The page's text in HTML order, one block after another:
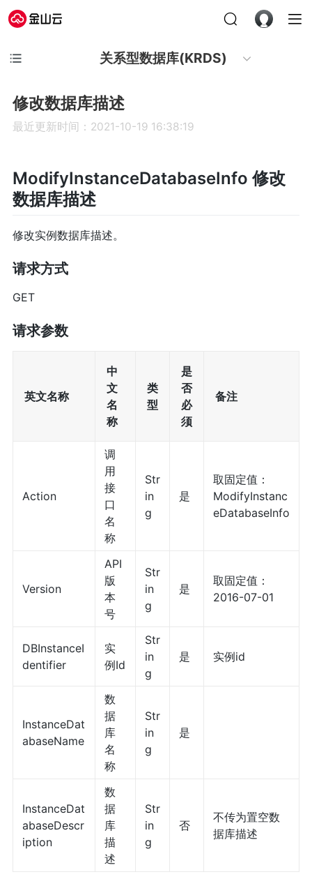
关系型数据库(KRDS)
修改数据库描述
最近更新时间：2021-10-19 16:38:19
ModifyInstanceDatabaseInfo 修改
数据库描述
修改实例数据库描述。
请求方式
GET
请求参数
英文名称
中
文
名
称
类
型
是
否
必
须
备注
Action
调
用
接
口
名
称
Str
in
g
是
取固定值：
ModifyInstanc
eDatabaseInfo
Version
API
版
本
号
Str
in
g
是
取固定值：
2016-07-01
DBInstanceI
dentifier
实
例Id
Str
in
g
是 实例id
InstanceDat
abaseName
数
据
库
名
称
Str
in
g
是
InstanceDat
abaseDescr
iption
数
据
库
描
述
Str
in
g
否
不传为置空数
据库描述